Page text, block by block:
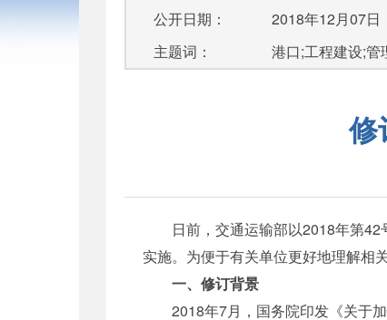
公开日期：
2018年12月07日
主题词：
港口;工程建设;管
修
日前，交通运输部以2018年第42
实施。为便于有关单位更好地理解相
一、修订背景
2018年7月，国务院印发《关于加